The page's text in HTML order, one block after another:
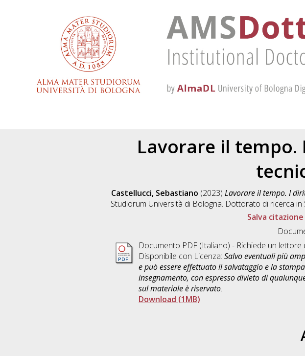
Lavorare il
Castellucci, Sebastiano (2023) Lavorare il tempo. I
Studiorum Università di Bologna. Dottorato di ricerca in
Salva citazione
Documento PDF (Italiano) - Richiede un lettore
Disponibile con Licenza: Salvo eventuali più
e può essere effettuato il salvataggio e la
insegnamento, con espresso divieto di
sul materiale è riservato.
Download (1MB)